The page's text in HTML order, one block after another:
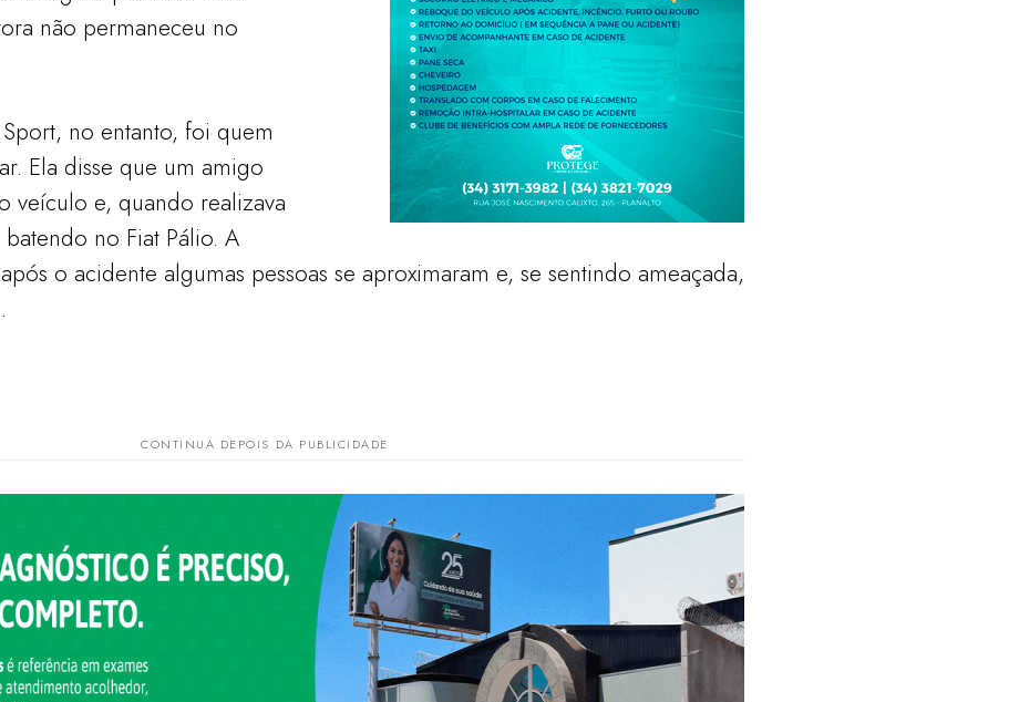
não permaneceu no
no entanto, foi quem
Ela disse que um amigo
veículo e, quando realizava
no Fiat Pálio. A
o acidente algumas pessoas se aproximaram e, se sentindo ameaçada,